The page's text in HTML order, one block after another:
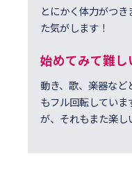
とにかく体力がつ
た気がします！
始めてみて難し
動き、歌、楽器な
もフル回転してい
が、それもまた楽し